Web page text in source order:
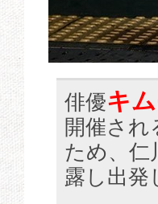
俳優キ
開催され
ため、仁
露し出発